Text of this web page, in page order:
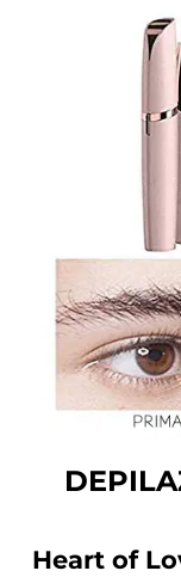
Heart of